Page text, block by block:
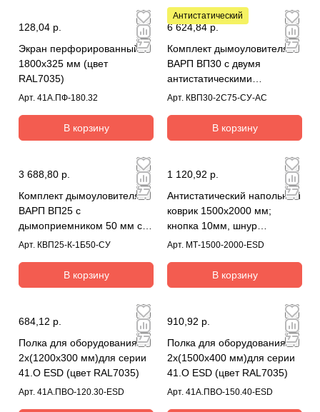
128,04 р.
Экран перфорированный
1800х325 мм (цвет
RAL7035)
Арт. 41А.ПФ-180.32
В корзину
Антистатический
6 624,84 р.
Комплект дымоуловителя
ВАРП ВП30 с двумя
антистатическими
дымоприемниками 75мм с
2С75-СУ-АС
Арт. КВП30-2С75-СУ-АС
В корзину
3 688,80 р.
Комплект дымоуловителя
ВАРП ВП25 с
дымоприемником 50 мм с
креплением на блок КВП25-
Арт. КВП25-К-1Б50-СУ
В корзину
1 120,92 р.
Антистатический напольный
коврик 1500x2000 мм;
кнопка 10мм, шнур
заземления
Арт. МТ-1500-2000-ESD
В корзину
684,12 р.
Полка для оборудования
2х(1200х300 мм)для серии
41.О ESD (цвет RAL7035)
Арт. 41А.ПВО-120.30-ESD
910,92 р.
Полка для оборудования
2х(1500х400 мм)для серии
41.О ESD (цвет RAL7035)
Арт. 41А.ПВО-150.40-ESD